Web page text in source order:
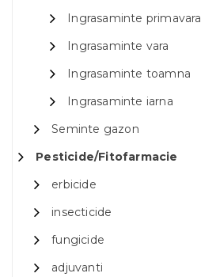
Ingrasaminte primavara
Ingrasaminte vara
Ingrasaminte toamna
Ingrasaminte iarna
Seminte gazon
Pesticide/Fitofarmacie
erbicide
insecticide
fungicide
adjuvanti